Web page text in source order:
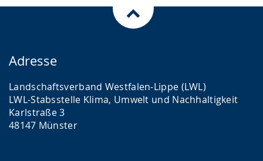
Adresse
Landschaftsverband Westfalen-Lippe (LWL)
LWL-Stabsstelle Klima, Umwelt und Nachhaltigkeit
Karlstraße 3
48147 Münster